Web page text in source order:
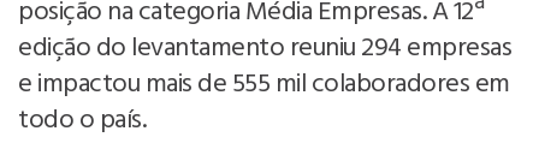
posição na categoria Média Empresas. A 12ª
edição do levantamento reuniu 294 empresas
e impactou mais de 555 mil colaboradores em
todo o país.